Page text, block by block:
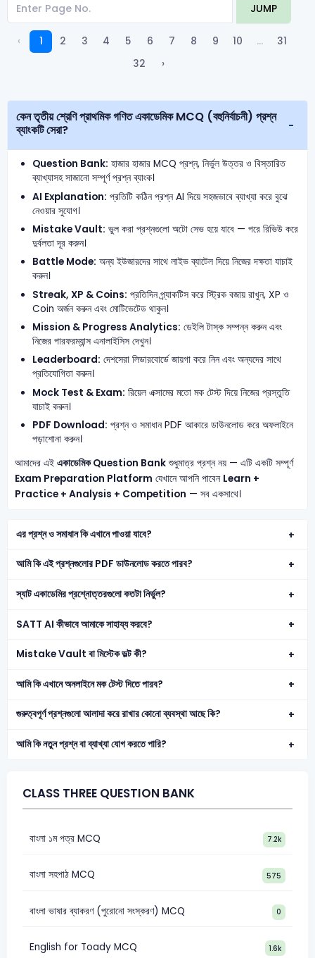
JUMP
‹ 1 2 3 4 5 6 7 8 9 10 ...
31
32
›
কেন তৃতীয় শ্রেণি প্রাথমিক গণিত একাডেমিক MCQ (বহুনির্বাচনী) প্রশ্ন
ব্যাংকটি সেরা?
Question Bank: হাজার হাজার MCQ প্রশ্ন, নির্ভুল উত্তর ও বিস্তারিত
ব্যাখ্যাসহ সাজানো সম্পূর্ণ প্রশ্ন ব্যাংক।
AI Explanation: প্রতিটি কঠিন প্রশ্ন AI দিয়ে সহজভাবে ব্যাখ্যা করে বুঝে
নেওয়ার সুযোগ।
Mistake Vault: ভুল করা প্রশ্নগুলো অটো সেভ হয়ে যাবে — পরে রিভিউ করে
দুর্বলতা দূর করুন।
Battle Mode: অন্য ইউজারদের সাথে লাইভ ব্যাটেল দিয়ে নিজের দক্ষতা যাচাই
করুন।
Streak, XP & Coins: প্রতিদিন প্র্যাকটিস করে স্ট্রিক বজায় রাখুন, XP ও
Coin অর্জন করুন এবং মোটিভেটেড থাকুন।
Mission & Progress Analytics: ডেইলি টাস্ক সম্পন্ন করুন এবং
নিজের পারফরম্যান্স এনালাইসিস দেখুন।
Leaderboard: দেশসেরা লিডারবোর্ডে জায়গা করে নিন এবং অন্যদের সাথে
প্রতিযোগিতা করুন।
Mock Test & Exam: রিয়েল এক্সামের মতো মক টেস্ট দিয়ে নিজের প্রস্তুতি
যাচাই করুন।
PDF Download: প্রশ্ন ও সমাধান PDF আকারে ডাউনলোড করে অফলাইনে
পড়াশোনা করুন।
আমাদের এই একাডেমিক Question Bankশুধুমাত্র প্রশ্ন নয় — এটি একটি সম্পূর্ণ
Exam Preparation Platform যেখানে আপনি পাবেন Learn +
Practice + Analysis + Competition — সব একসাথে।
এর প্রশ্ন ও সমাধান কি এখানে পাওয়া যাবে?
আমি কি এই প্রশ্নগুলোর PDF ডাউনলোড করতে পারব?
স্যাট একাডেমির প্রশ্নোত্তরগুলো কতটা নির্ভুল?
SATT AI কীভাবে আমাকে সাহায্য করবে?
Mistake Vault বা মিস্টেক ভল্ট কী?
আমি কি এখানে অনলাইনে মক টেস্ট দিতে পারব?
গুরুত্বপূর্ণ প্রশ্নগুলো আলাদা করে রাখার কোনো ব্যবস্থা আছে কি?
আমি কি নতুন প্রশ্ন বা ব্যাখ্যা যোগ করতে পারি?
CLASS THREE QUESTION BANK
বাংলা ১ম পত্র MCQ 7.2k
বাংলা সহপাঠ MCQ 575
বাংলা ভাষার ব্যাকরণ (পুরোনো সংস্করণ) MCQ 0
English for Toady MCQ 1.6k